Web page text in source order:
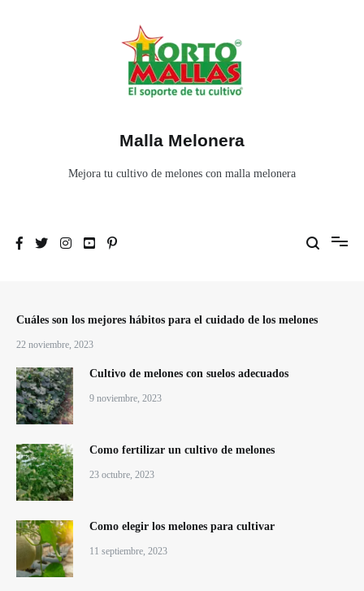
Malla Melonera
Mejora tu cultivo de melones con malla melonera
Cuáles son los mejores hábitos para el cuidado de los melones
22 noviembre, 2023
Cultivo de melones con suelos adecuados
9 noviembre, 2023
Como fertilizar un cultivo de melones
23 octubre, 2023
Como elegir los melones para cultivar
11 septiembre, 2023